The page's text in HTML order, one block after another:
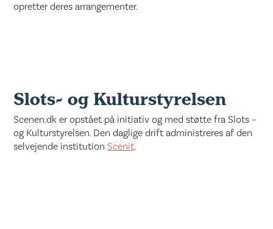
opretter deres arrangementer.
Slots- og Kulturstyrelsen
Scenen.dk er opstået på initiativ og med støtte fra Slots –
og Kulturstyrelsen. Den daglige drift administreres af den
selvejende institutionScenit.